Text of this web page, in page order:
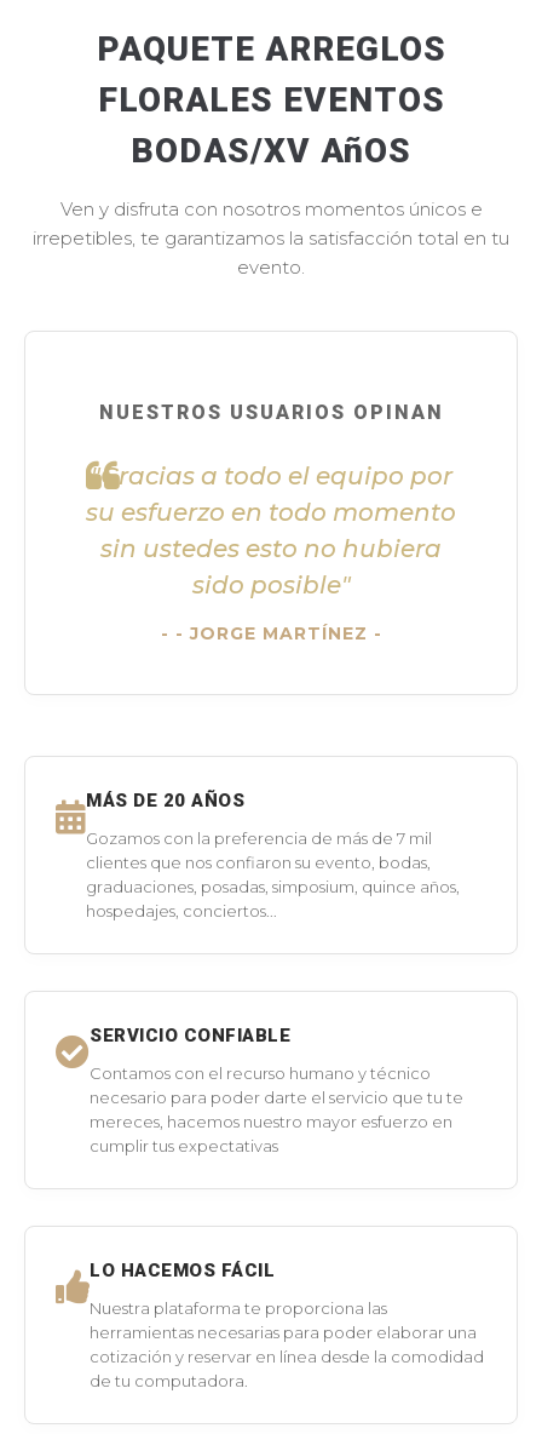
PAQUETE ARREGLOS
FLORALES EVENTOS
BODAS/XV AñOS
Ven y disfruta con nosotros momentos únicos e
irrepetibles, te garantizamos la satisfacción total en tu
evento.
NUESTROS USUARIOS OPINAN
"Gracias a todo el equipo por
su esfuerzo en todo momento
sin ustedes esto no hubiera
sido posible"
- JORGE MARTÍNEZ -
MÁS DE 20 AÑOS
Gozamos con la preferencia de más de 7 mil
clientes que nos confiaron su evento, bodas,
graduaciones, posadas, simposium, quince años,
hospedajes, conciertos...
SERVICIO CONFIABLE
Contamos con el recurso humano y técnico
necesario para poder darte el servicio que tu te
mereces, hacemos nuestro mayor esfuerzo en
cumplir tus expectativas
LO HACEMOS FÁCIL
Nuestra plataforma te proporciona las
herramientas necesarias para poder elaborar una
cotización y reservar en línea desde la comodidad
de tu computadora.